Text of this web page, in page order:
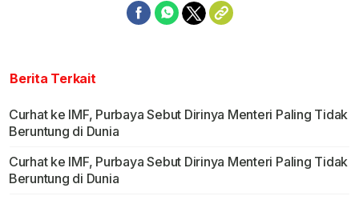
Berita Terkait
Curhat ke IMF, Purbaya Sebut Dirinya Menteri Paling Tidak
Beruntung di Dunia
Curhat ke IMF, Purbaya Sebut Dirinya Menteri Paling Tidak
Beruntung di Dunia